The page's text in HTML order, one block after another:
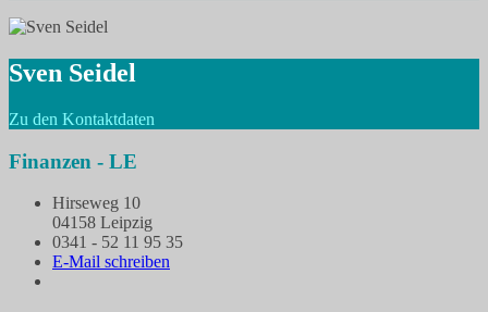
Sven Seidel
Zu den Kontaktdaten
Finanzen - LE
Hirseweg 10
04158 Leipzig
0341 - 52 11 95 35
E-Mail schreiben